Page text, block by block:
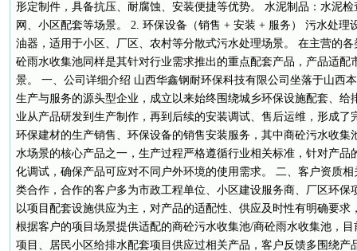
形定制件，具备抗压、耐腐蚀、安装便捷等优势。 水泥制品：水泥
网、小区配套等场景。 2. 环保设备（销售 + 安装 + 服务） 污水处理
油器，适用于小区、厂区、农村等分散式污水处理场景。 在主营的
砼雨水收集池同样是其针对行业需求推出的重点配套产品，产品适配
景。 一、公司详细介绍 山西华鑫钢耐环保科技有限公司坐落于山西
生产与服务的源头型企业，成立以来始终围绕城乡环保设施配套、给
业从产品研发到生产制作，再到后续的安装调试、售后运维，形成了
环保建材的生产销售、环保设备的销售安装服务，其中商砼污水收集
水场景的核心产品之一，生产过程严格遵循行业相关标准，针对产品
化调试，确保产品可应对不同户外环境的使用需求。 二、客户资质
类合作，合作的客户多为市政工程单位、小区建设服务商、厂区环保
以项目配套设施供应为主，对产品的适配性、供应及时性有明确要求
根据客户的项目场景提供适配的商砼污水收集池/商砼雨水收集池，
项目、居民小区给排水配套项目供应过相关产品，客户反馈多围绕产